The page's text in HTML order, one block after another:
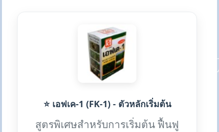
⭐ เอฟเค-1 (FK-1) - ตัวหลักเริ่มต้น
สูตรพิเศษสำหรับการเริ่มต้น ฟื้นฟู